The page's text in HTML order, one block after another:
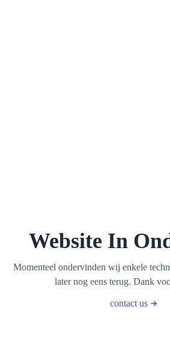
Website In
Momenteel ondervinden wij enkele
later nog eens terug. Dank
contact us